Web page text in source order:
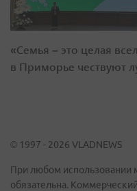
«Семья – это целая
в Приморье чествуют
© 1997 - 2026 VLADNEWS
При любом использовании
обязательна.